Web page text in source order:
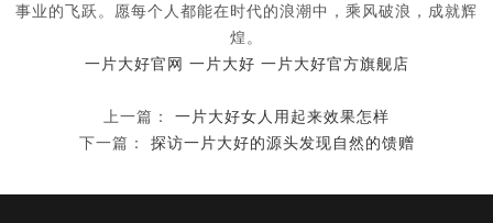
事业的飞跃。愿每个人都能在时代的浪潮中，乘风破浪，成就辉
煌。
一片大好官网 一片大好 一片大好官方旗舰店
上一篇： 一片大好女人用起来效果怎样
下一篇： 探访一片大好的源头发现自然的馈赠